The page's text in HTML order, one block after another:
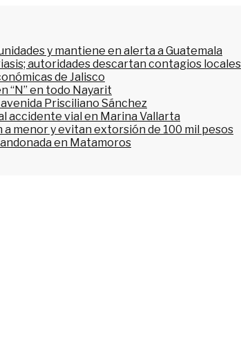
y mantiene en alerta a Guatemala
autoridades descartan contagios locales
de Jalisco
“N” en todo Nayarit
Prisciliano Sánchez
accidente vial en Marina Vallarta
menor y evitan extorsión de 100 mil pesos
en Matamoros